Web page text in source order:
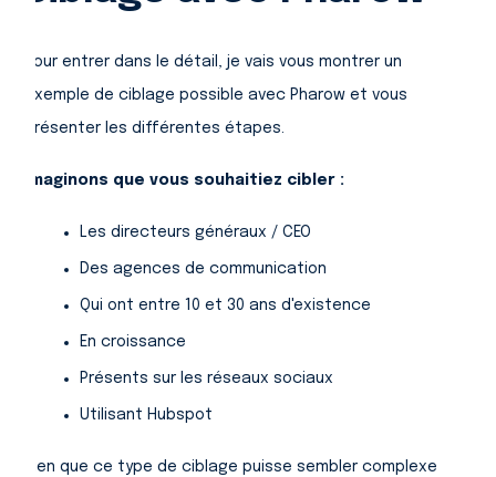
Pour entrer dans le détail, je vais vous montrer un
exemple de ciblage possible avec Pharow et vous
présenter les différentes étapes.
Imaginons que vous souhaitiez cibler :
Les directeurs généraux / CEO
Des agences de communication
Qui ont entre 10 et 30 ans d'existence
En croissance
Présents sur les réseaux sociaux
Utilisant Hubspot
Bien que ce type de ciblage puisse sembler complexe